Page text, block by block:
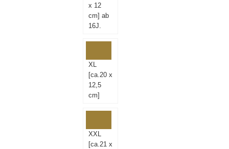
x 12
cm] ab
16J.
XL
[ca.20 x
12,5
cm]
XXL
[ca.21 x